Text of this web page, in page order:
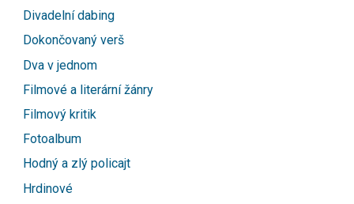
Divadelní dabing
Dokončovaný verš
Dva v jednom
Filmové a literární žánry
Filmový kritik
Fotoalbum
Hodný a zlý policajt
Hrdinové